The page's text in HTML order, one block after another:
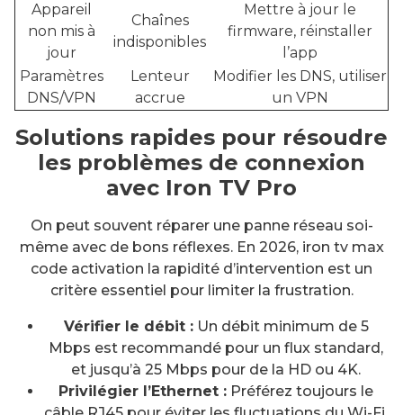
Appareil
non mis à
jour
Chaînes
indisponibles
Mettre à jour le
firmware, réinstaller
l’app
Paramètres
DNS/VPN
Lenteur
accrue
Modifier les DNS, utiliser
un VPN
Solutions rapides pour résoudre
les problèmes de connexion
avec Iron TV Pro
On peut souvent réparer une panne réseau soi-
même avec de bons réflexes. En 2026, iron tv max
code activation la rapidité d’intervention est un
critère essentiel pour limiter la frustration.
Vérifier le débit :Un débit minimum de 5
Mbps est recommandé pour un flux standard,
et jusqu’à 25 Mbps pour de la HD ou 4K.
Privilégier l’Ethernet : Préférez toujours le